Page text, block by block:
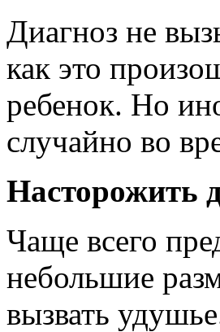
Диагноз не
как это
ребенок. Но
случайно во
Насторожить
Чаще всего
небольшие
вызвать